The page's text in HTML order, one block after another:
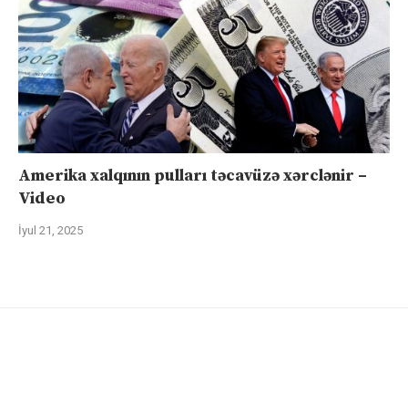
Amerika xalqının pulları təcavüzə xərclənir –
Video
İyul 21, 2025